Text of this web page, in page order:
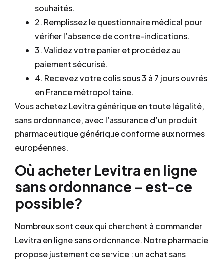
souhaités.
2. Remplissez le questionnaire médical pour
vérifier l’absence de contre-indications.
3. Validez votre panier et procédez au
paiement sécurisé.
4. Recevez votre colis sous 3 à 7 jours ouvrés
en France métropolitaine.
Vous achetez Levitra générique en toute légalité,
sans ordonnance, avec l’assurance d’un produit
pharmaceutique générique conforme aux normes
européennes.
Où acheter Levitra en ligne
sans ordonnance – est-ce
possible?
Nombreux sont ceux qui cherchent à commander
Levitra en ligne sans ordonnance. Notre pharmacie
propose justement ce service : un achat sans